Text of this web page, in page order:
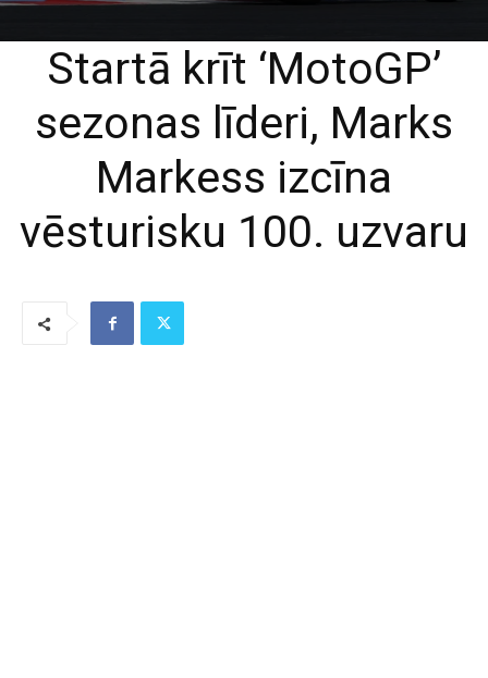
Startā krīt ‘MotoGP’
sezonas līderi, Marks
Markess izcīna
vēsturisku 100. uzvaru